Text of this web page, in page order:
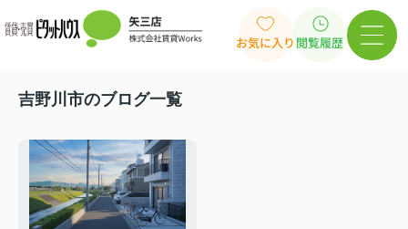
お気に入り 閲覧履歴
吉野川市のブログ一覧